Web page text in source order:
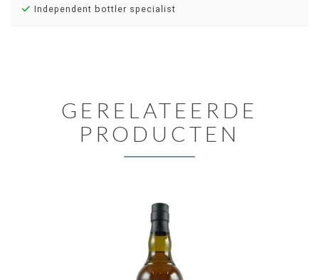
Independent bottler specialist
GERELATEERDE
PRODUCTEN